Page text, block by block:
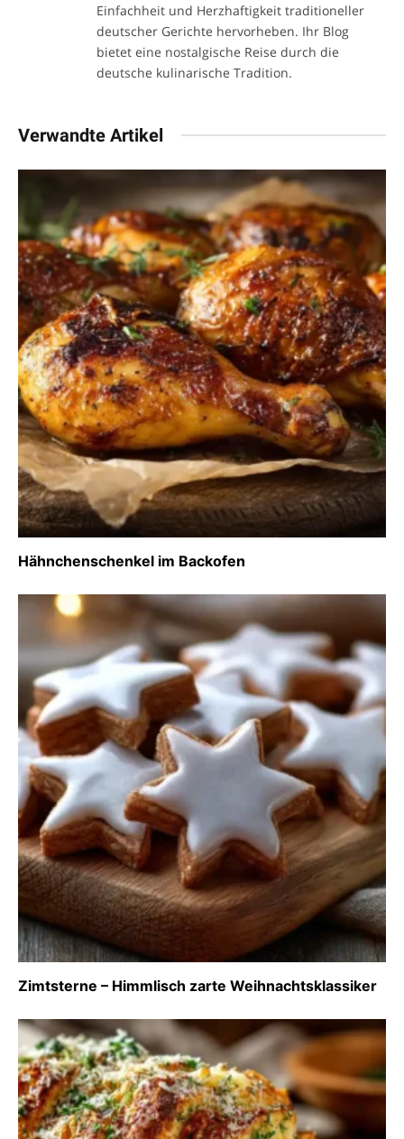
Einfachheit und Herzhaftigkeit traditioneller
deutscher Gerichte hervorheben. Ihr Blog
bietet eine nostalgische Reise durch die
deutsche kulinarische Tradition.
Verwandte Artikel
Hähnchenschenkel im Backofen
Zimtsterne – Himmlisch zarte Weihnachtsklassiker